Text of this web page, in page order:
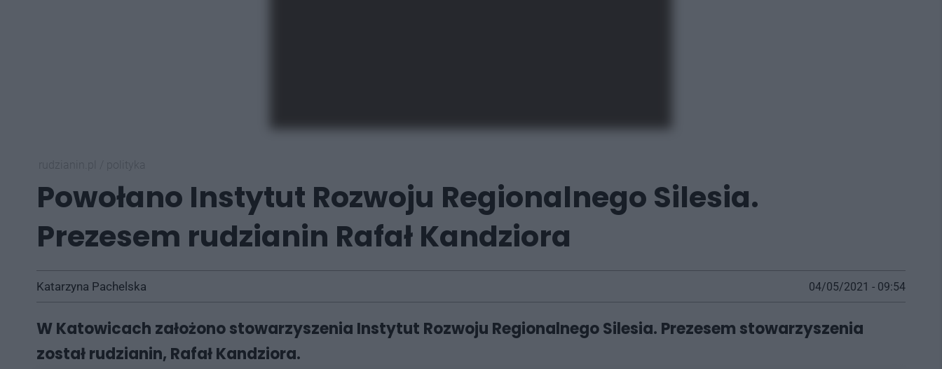
Powołano Instytut Rozwoju Regionalnego Silesia.
Prezesem rudzianin Rafał Kandziora
Katarzyna Pachelska 04/05/2021 - 09:54
W Katowicach założono stowarzyszenia Instytut Rozwoju Regionalnego Silesia. Prezesem stowarzyszenia
został rudzianin, Rafał Kandziora.